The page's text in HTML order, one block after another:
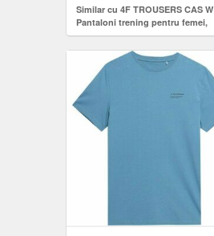
Similar cu 4F TROUSERS CAS W
Pantaloni trening pentru femei,
galben, mărime